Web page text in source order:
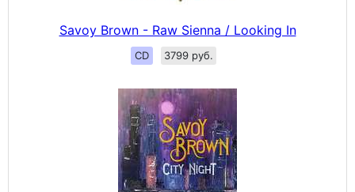
Savoy Brown - Raw Sienna / Looking In
CD 3799 руб.